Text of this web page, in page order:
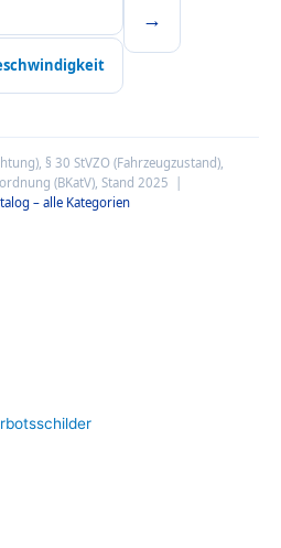
→
§ 30 StVZO (Fahrzeugzustand),
(BKatV), Stand 2025 |
– alle Kategorien